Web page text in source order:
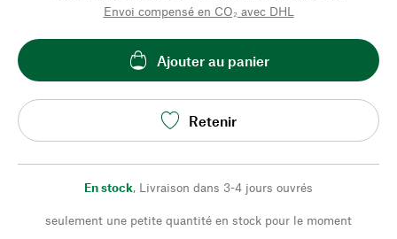
Envoi compensé en CO₂ avec DHL
Ajouter au panier
Retenir
En stock, Livraison dans 3-4 jours ouvrés
seulement une petite quantité en stock pour le moment